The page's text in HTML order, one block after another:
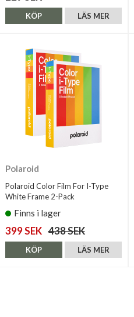
LÄS MER
KÖP
Polaroid
Polaroid Color Film For I-Type
White Frame 2-Pack
Finns i lager
399 SEK 438 SEK
LÄS MER
KÖP